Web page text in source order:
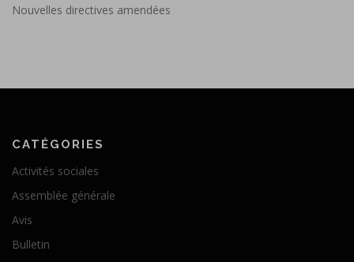
Nouvelles directives amendées
CATÉGORIES
Activités sociales
Assemblée générale
Avis
Bulletin